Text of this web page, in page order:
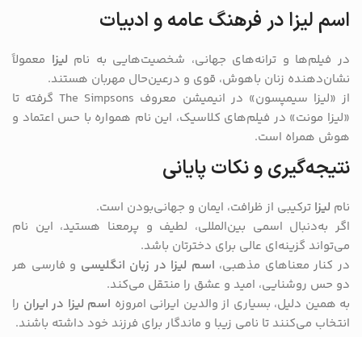
اسم لیزا در فرهنگ عامه و ادبیات
در فیلم‌ها و ترانه‌های جهانی، شخصیت‌هایی به نام لیزا معمولاً
نشان‌دهنده زنان باهوش، قوی و درعین‌حال مهربان هستند.
از «لیزا سیمپسون» در انیمیشن معروف The Simpsons گرفته تا
«لیزا مونت» در فیلم‌های کلاسیک، این نام همواره با حس اعتماد و
هوش همراه است.
نتیجه‌گیری و نکات پایانی
نام لیزا ترکیبی از ظرافت، ایمان و جهانی‌بودن است.
اگر به‌دنبال اسمی بین‌المللی، لطیف و پرمعنا هستید، این نام
می‌تواند گزینه‌ای عالی برای دخترتان باشد.
در کنار معناهای مذهبی، اسم لیزا در زبان انگلیسی و فارسی هر
دو حس روشنایی، امید و عشق را منتقل می‌کند.
به همین دلیل، بسیاری از والدین ایرانی امروزه اسم لیزا در ایران را
انتخاب می‌کنند تا نامی زیبا و ماندگار برای فرزند خود داشته باشند.